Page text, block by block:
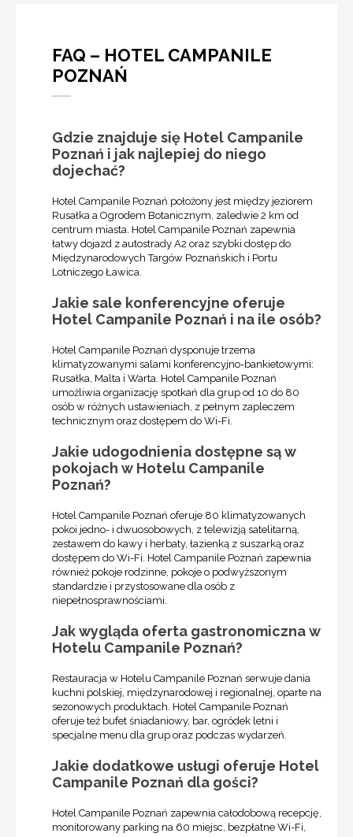
FAQ – HOTEL CAMPANILE
POZNAŃ
Gdzie znajduje się Hotel Campanile
Poznań i jak najlepiej do niego
dojechać?
Hotel Campanile Poznań położony jest między jeziorem
Rusałka a Ogrodem Botanicznym, zaledwie 2 km od
centrum miasta. Hotel Campanile Poznań zapewnia
łatwy dojazd z autostrady A2 oraz szybki dostęp do
Międzynarodowych Targów Poznańskich i Portu
Lotniczego Ławica.
Jakie sale konferencyjne oferuje
Hotel Campanile Poznań i na ile osób?
Hotel Campanile Poznań dysponuje trzema
klimatyzowanymi salami konferencyjno-bankietowymi:
Rusałka, Malta i Warta. Hotel Campanile Poznań
umożliwia organizację spotkań dla grup od 10 do 80
osób w różnych ustawieniach, z pełnym zapleczem
technicznym oraz dostępem do Wi-Fi.
Jakie udogodnienia dostępne są w
pokojach w Hotelu Campanile
Poznań?
Hotel Campanile Poznań oferuje 80 klimatyzowanych
pokoi jedno- i dwuosobowych, z telewizją satelitarną,
zestawem do kawy i herbaty, łazienką z suszarką oraz
dostępem do Wi-Fi. Hotel Campanile Poznań zapewnia
również pokoje rodzinne, pokoje o podwyższonym
standardzie i przystosowane dla osób z
niepełnosprawnościami.
Jak wygląda oferta gastronomiczna w
Hotelu Campanile Poznań?
Restauracja w Hotelu Campanile Poznań serwuje dania
kuchni polskiej, międzynarodowej i regionalnej, oparte na
sezonowych produktach. Hotel Campanile Poznań
oferuje też bufet śniadaniowy, bar, ogródek letni i
specjalne menu dla grup oraz podczas wydarzeń.
Jakie dodatkowe usługi oferuje Hotel
Campanile Poznań dla gości?
Hotel Campanile Poznań zapewnia całodobową recepcję,
monitorowany parking na 60 miejsc, bezpłatne Wi-Fi,